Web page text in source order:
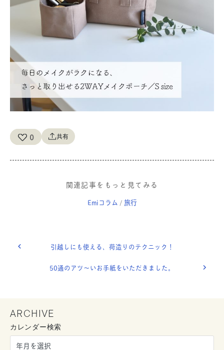
0 共有
関連記事をもっと見てみる
Emiコラム / 旅行
引越しにも使える、荷造りのテクニック！
50通のアツ〜いお手紙をいただきました。
ARCHIVE
カレンダー検索